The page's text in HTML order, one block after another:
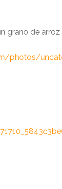
grano de arroz
photos/